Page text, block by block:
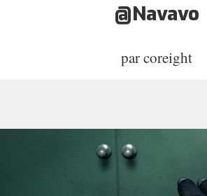
@Navavo
parcoreight